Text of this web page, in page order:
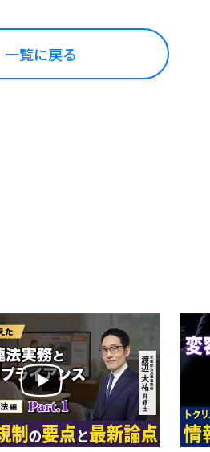
一覧に戻る